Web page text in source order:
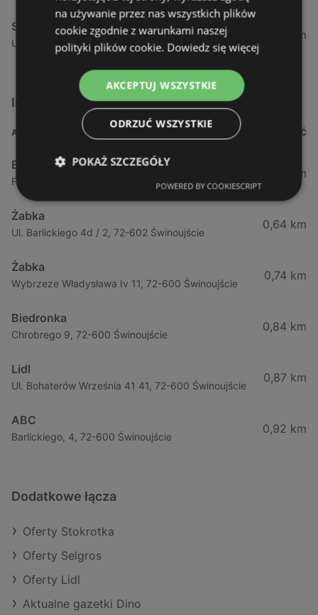
Stokrotka
Ul. Tatrzańska 3, 71-474 Szczecin
52,51 km
Inne sklepy Supermarkety w pobliżu
ADRES ODLEGŁOŚĆ
Biedronka
Fińska 4, 72-602 Świnoujście
0,23 km
Żabka
Ul. Barlickiego 4d / 2, 72-602 Świnoujście
0,64 km
Żabka
Wybrzeze Władysława Iv 11, 72-600 Świnoujście
0,74 km
Biedronka
Chrobrego 9, 72-600 Świnoujście
0,84 km
Lidl
Ul. Bohaterów Września 41 41, 72-600 Świnoujście
0,87 km
ABC
Barlickiego, 4, 72-600 Świnoujście
0,92 km
Dodatkowe łącza
Oferty Stokrotka
Oferty Selgros
Oferty Lidl
Aktualne gazetki Dino
na używanie przez nas wszystkich plików
cookie zgodnie z warunkami naszej
polityki plików cookie. Dowiedz się więcej
AKCEPTUJ WSZYSTKIE
ODRZUĆ WSZYSTKIE
POKAŻ SZCZEGÓŁY
POWERED BY COOKIESCRIPT